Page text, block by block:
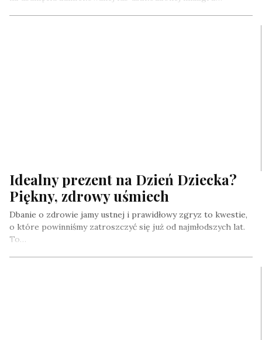
Idealny prezent na Dzień Dziecka?
Piękny, zdrowy uśmiech
Dbanie o zdrowie jamy ustnej i prawidłowy zgryz to kwestie,
o które powinniśmy zatroszczyć się już od najmłodszych lat.
To…